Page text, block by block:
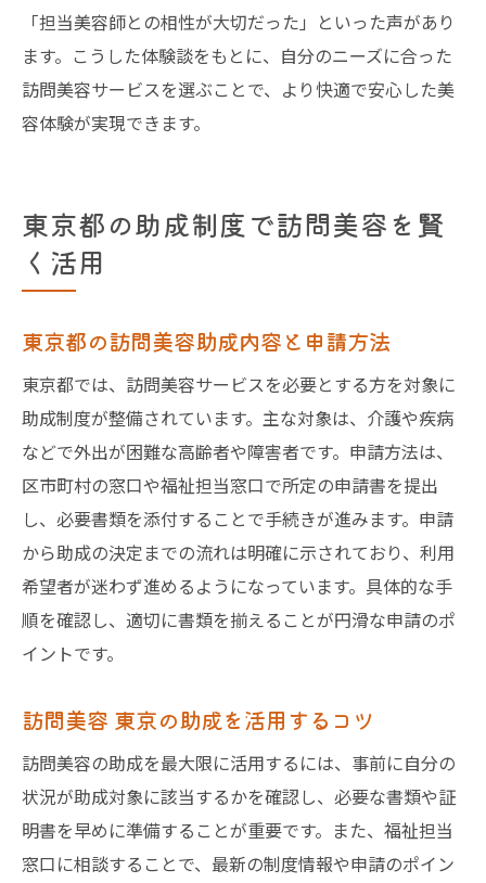
「担当美容師との相性が大切だった」といった声があり
ます。こうした体験談をもとに、自分のニーズに合った
訪問美容サービスを選ぶことで、より快適で安心した美
容体験が実現できます。
東京都の助成制度で訪問美容を賢
く活用
東京都の訪問美容助成内容と申請方法
東京都では、訪問美容サービスを必要とする方を対象に
助成制度が整備されています。主な対象は、介護や疾病
などで外出が困難な高齢者や障害者です。申請方法は、
区市町村の窓口や福祉担当窓口で所定の申請書を提出
し、必要書類を添付することで手続きが進みます。申請
から助成の決定までの流れは明確に示されており、利用
希望者が迷わず進めるようになっています。具体的な手
順を確認し、適切に書類を揃えることが円滑な申請のポ
イントです。
訪問美容 東京の助成を活用するコツ
訪問美容の助成を最大限に活用するには、事前に自分の
状況が助成対象に該当するかを確認し、必要な書類や証
明書を早めに準備することが重要です。また、福祉担当
窓口に相談することで、最新の制度情報や申請のポイン